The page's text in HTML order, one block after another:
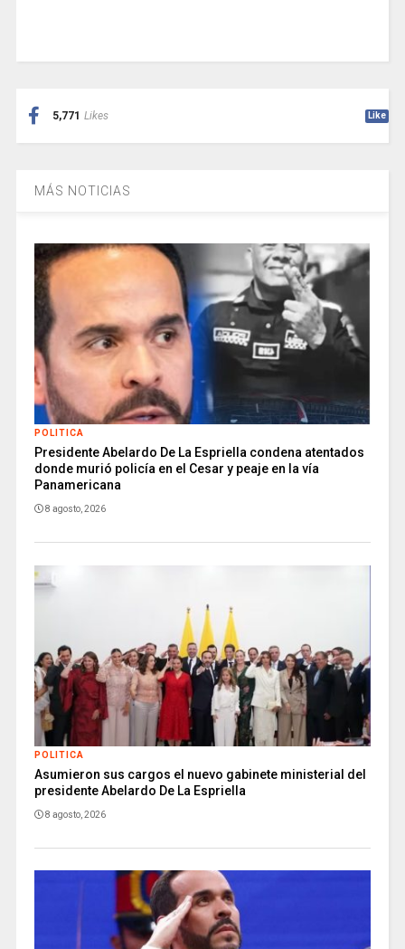
5,771 Likes Like
MÁS NOTICIAS
POLITICA
Presidente Abelardo De La Espriella condena atentados
donde murió policía en el Cesar y peaje en la vía
Panamericana
8 agosto, 2026
POLITICA
Asumieron sus cargos el nuevo gabinete ministerial del
presidente Abelardo De La Espriella
8 agosto, 2026